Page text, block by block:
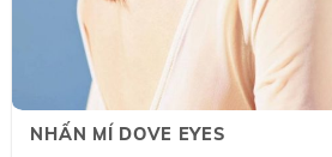
NHẤN MÍ DOVE EYES